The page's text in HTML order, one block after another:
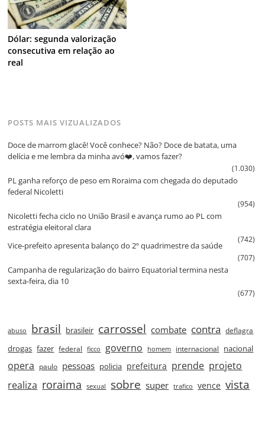
Dólar: segunda valorização
consecutiva em relação ao
real
POSTS MAIS VIZUALIZADOS
Doce de marrom glacê! Você conhece? Não? Doce de batata, uma
delícia e me lembra da minha avó❤️, vamos fazer?
(1.030)
PL ganha reforço de peso em Roraima com chegada do deputado
federal Nicoletti
(954)
Nicoletti fecha ciclo no União Brasil e avança rumo ao PL com
estratégia eleitoral clara
(742)
Vice‑prefeito apresenta balanço do 2º quadrimestre da saúde
(707)
Campanha de regularização do bairro Equatorial termina nesta
sexta‑feira, dia 10
(677)
abuso brasil brasileir carrossel combate contra deflagra
drogas fazer federal ficco governo homem internacional nacional
opera paulo pessoas policia prefeitura prende projeto
realiza roraima sexual sobre super trafico vence vista